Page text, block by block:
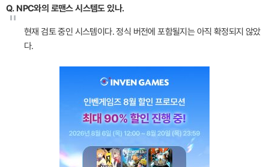
Q. NPC와의 로맨스 시스템도 있나.
"
현재 검토 중인 시스템이다. 정식 버전에 포함될지는 아직 확정되지 않았
다.